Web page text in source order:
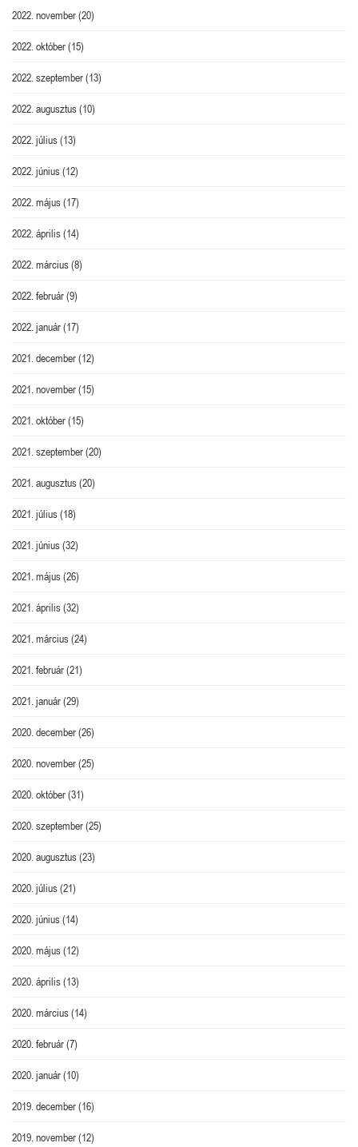
2022. november(20)
2022. október(15)
2022. szeptember(13)
2022. augusztus(10)
2022. július(13)
2022. június(12)
2022. május(17)
2022. április(14)
2022. március(8)
2022. február(9)
2022. január(17)
2021. december(12)
2021. november(15)
2021. október(15)
2021. szeptember(20)
2021. augusztus(20)
2021. július(18)
2021. június(32)
2021. május(26)
2021. április(32)
2021. március(24)
2021. február(21)
2021. január(29)
2020. december(26)
2020. november(25)
2020. október(31)
2020. szeptember(25)
2020. augusztus(23)
2020. július(21)
2020. június(14)
2020. május(12)
2020. április(13)
2020. március(14)
2020. február(7)
2020. január(10)
2019. december(16)
2019. november(12)